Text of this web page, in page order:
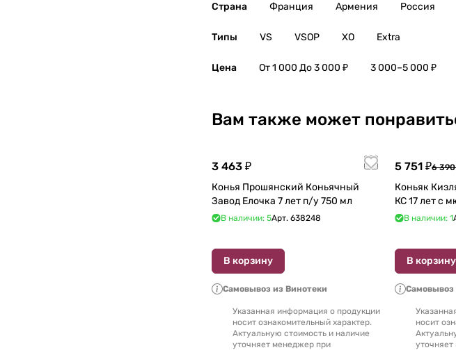
Страна Франция Армения Россия
Типы VS VSOP XO Extra
Цена От 1 000 До 3 000 ₽ 3 000–5 000 ₽
Вам также может
3 463 ₽
Конья Прошянский Коньячный
Завод Елочка 7 лет п/у 750 мл
В наличии: 5Арт. 638248
В корзину
Самовывоз из Винотеки
Указанная информация о продукции
носит ознакомительный характер.
Актуальную стоимость и наличие
уточняет менеджер при
5 751 ₽6
Коньяк
В наличии: 1
В корзину
Самовывоз
носит